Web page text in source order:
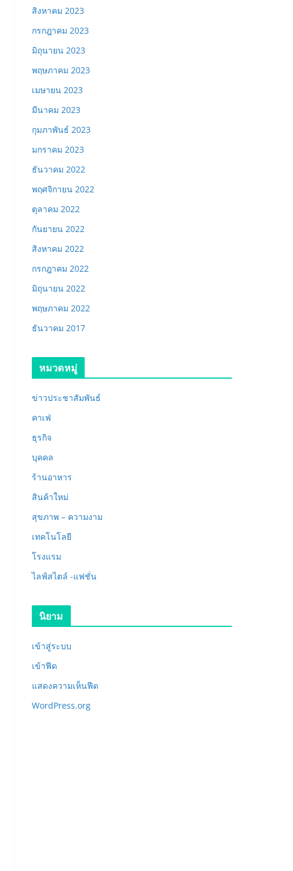
สิงหาคม 2023
กรกฎาคม 2023
มิถุนายน 2023
พฤษภาคม 2023
เมษายน 2023
มีนาคม 2023
กุมภาพันธ์ 2023
มกราคม 2023
ธันวาคม 2022
พฤศจิกายน 2022
ตุลาคม 2022
กันยายน 2022
สิงหาคม 2022
กรกฎาคม 2022
มิถุนายน 2022
พฤษภาคม 2022
ธันวาคม 2017
หมวดหมู่
ข่าวประชาสัมพันธ์
คาเฟ่
ธุรกิจ
บุคคล
ร้านอาหาร
สินค้าใหม่
สุขภาพ – ความงาม
เทคโนโลยี
โรงแรม
ไลฟ์สไตล์ -แฟชั่น
นิยาม
เข้าสู่ระบบ
เข้าฟีด
แสดงความเห็นฟีด
WordPress.org